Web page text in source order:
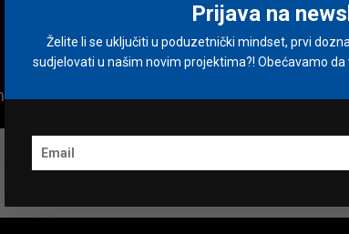
Prijava na
Želite li se uključiti u poduzetnički mindset, prvi
sudjelovati u našim novim projektima?! Obećavamo